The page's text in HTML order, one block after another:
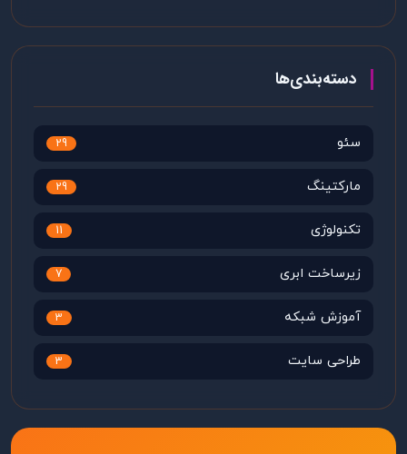
دسته‌بندی‌ها
سئو 29
مارکتینگ 29
تکنولوژی 11
زیرساخت ابری 7
آموزش شبکه 3
طراحی سایت 3